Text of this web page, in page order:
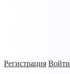
Регистрация Войти